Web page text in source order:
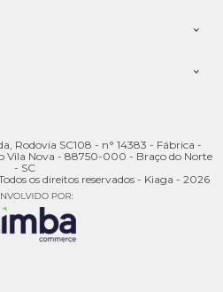
Rodovia SC108 - n° 14383 - Fábrica -
Vila Nova - 88750-000 - Braço do Norte
- SC
os direitos reservados - Kiaga - 2026